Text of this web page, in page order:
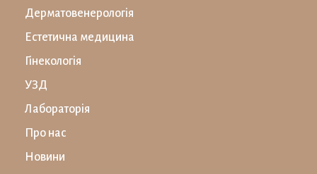
Дерматовенерологія
Естетична медицина
Гінекологія
УЗД
Лабораторiя
Про нас
Новини